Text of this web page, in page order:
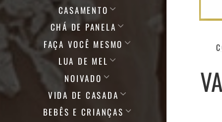
CASAMENTO
CHÁ DE PANELA
FAÇA VOCÊ MESMO
LUA DE MEL
NOIVADO
VIDA DE CASADA
BEBÊS E CRIANÇAS